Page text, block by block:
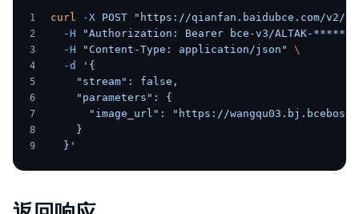
curl -X POST "https://qianfan.baidubce.com/v2/
  -H
"Authorization: Bearer bce-v3/ALTAK-
  -H
"Content-Type: application/json"
\
  -d
'{
    "stream": false,
    "parameters": {
"image_url": "https://
    }
  }'